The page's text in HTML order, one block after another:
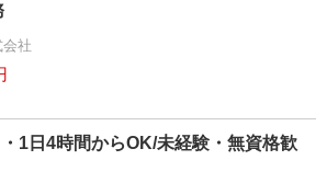
社
1日4時間からOK/未経験・無資格歓